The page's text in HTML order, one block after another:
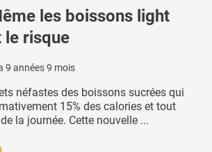
les boissons light
le risque
9 années 9 mois
néfastes des boissons sucrées qui
15% des calories et tout
la journée. Cette nouvelle ...